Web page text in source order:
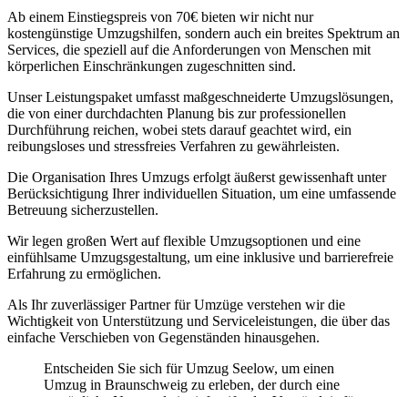
Ab einem Einstiegspreis von 70€ bieten wir nicht nur
kostengünstige Umzugshilfen, sondern auch ein breites Spektrum an
Services, die speziell auf die Anforderungen von Menschen mit
körperlichen Einschränkungen zugeschnitten sind.
Unser Leistungspaket umfasst maßgeschneiderte Umzugslösungen,
die von einer durchdachten Planung bis zur professionellen
Durchführung reichen, wobei stets darauf geachtet wird, ein
reibungsloses und stressfreies Verfahren zu gewährleisten.
Die Organisation Ihres Umzugs erfolgt äußerst gewissenhaft unter
Berücksichtigung Ihrer individuellen Situation, um eine umfassende
Betreuung sicherzustellen.
Wir legen großen Wert auf flexible Umzugsoptionen und eine
einfühlsame Umzugsgestaltung, um eine inklusive und barrierefreie
Erfahrung zu ermöglichen.
Als Ihr zuverlässiger Partner für Umzüge verstehen wir die
Wichtigkeit von Unterstützung und Serviceleistungen, die über das
einfache Verschieben von Gegenständen hinausgehen.
Entscheiden Sie sich für Umzug Seelow, um einen
Umzug in Braunschweig zu erleben, der durch eine